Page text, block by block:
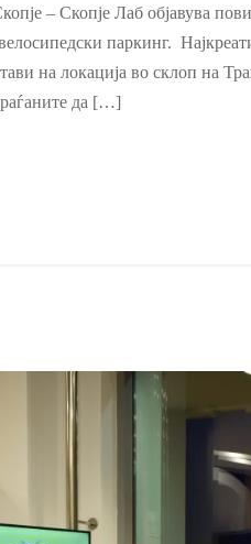
– Скопје Лаб објавува
паркинг.
на локација во склоп на
да […]